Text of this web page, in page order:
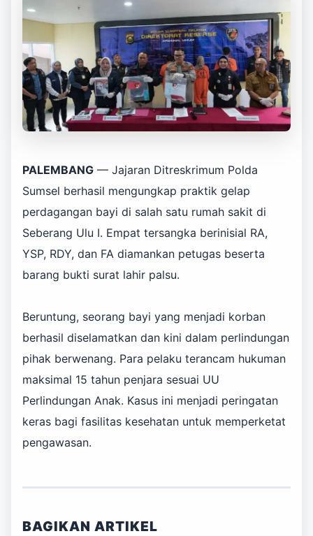
PALEMBANG — Jajaran Ditreskrimum Polda
Sumsel berhasil mengungkap praktik gelap
perdagangan bayi di salah satu rumah sakit di
Seberang Ulu I. Empat tersangka berinisial RA,
YSP, RDY, dan FA diamankan petugas beserta
barang bukti surat lahir palsu.
Beruntung, seorang bayi yang menjadi korban
berhasil diselamatkan dan kini dalam perlindungan
pihak berwenang. Para pelaku terancam hukuman
maksimal 15 tahun penjara sesuai UU
Perlindungan Anak. Kasus ini menjadi peringatan
keras bagi fasilitas kesehatan untuk memperketat
pengawasan.
BAGIKAN ARTIKEL